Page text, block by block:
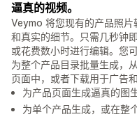
逼真的视频。
Veymo 将您现有的产品照
和真实的细节。只需几秒钟
或花费数小时进行编辑。您
为整个产品目录批量生成，
页面中，或者下载用于广告
为产品页面生成逼真的图
为单个产品生成，或在整